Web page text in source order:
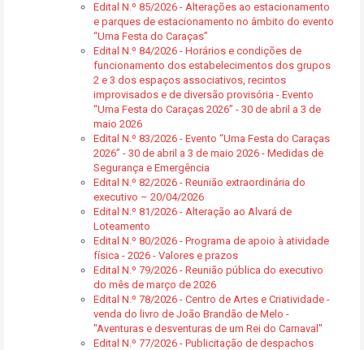
Edital N.º 85/2026 - Alterações ao estacionamento
e parques de estacionamento no âmbito do evento
“Uma Festa do Caraças”
Edital N.º 84/2026 - Horários e condições de
funcionamento dos estabelecimentos dos grupos
2 e 3 dos espaços associativos, recintos
improvisados e de diversão provisória - Evento
“Uma Festa do Caraças 2026” - 30 de abril a 3 de
maio 2026
Edital N.º 83/2026 - Evento “Uma Festa do Caraças
2026” - 30 de abril a 3 de maio 2026 - Medidas de
Segurança e Emergência
Edital N.º 82/2026 - Reunião extraordinária do
executivo – 20/04/2026
Edital N.º 81/2026 - Alteração ao Alvará de
Loteamento
Edital N.º 80/2026 - Programa de apoio à atividade
física - 2026 - Valores e prazos
Edital N.º 79/2026 - Reunião pública do executivo
do mês de março de 2026
Edital N.º 78/2026 - Centro de Artes e Criatividade -
venda do livro de João Brandão de Melo -
"Aventuras e desventuras de um Rei do Carnaval"
Edital N.º 77/2026 - Publicitação de despachos